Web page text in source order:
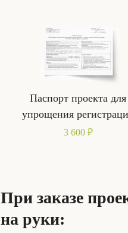
Паспорт проекта для
упрощения
3 600 ₽
При заказе
на руки: